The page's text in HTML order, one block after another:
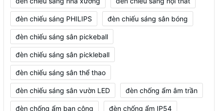
đèn chiếu sáng PHILIPS đèn chiếu sáng sân bóng
đèn chiếu sáng sân pickeball
đèn chiếu sáng sân pickleball
đèn chiếu sáng sân thể thao
đèn chiếu sáng sân vườn LED đèn chống ẩm âm trần
đèn chống ẩm ban công đèn chống ẩm IP54